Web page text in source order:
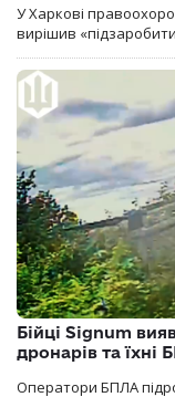
У Харкові
вирішив
Бійці Signum
дронарів та їхні
Оператори БПЛА